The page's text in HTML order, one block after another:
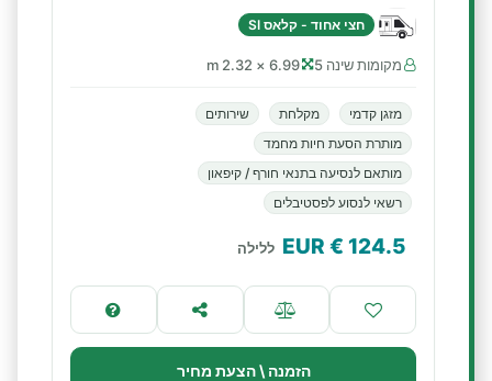
חצי אחוד - קלאס SI
מקומות שינה 5 6.99 × 2.32 m
מזגן קדמי מקלחת
שירותים
מותרת הסעת חיות מחמד
מותאם לנסיעה בתנאי חורף / קיפאון
רשאי לנסוע לפסטיבלים
124.5
€ EUR ללילה
הזמנה \ הצעת מחיר